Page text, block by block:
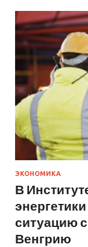
ЭКОНОМИКА
В
ситуацию
Венгрию